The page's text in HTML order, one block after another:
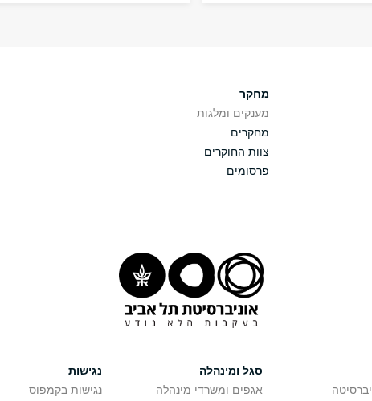
מחקר
מענקים ומלגות
מחקרים
צוות החוקרים
פרסומים
סגל ומינהלה
אגפים ומשרדי מינהלה
נגישות
נגישות בקמפוס